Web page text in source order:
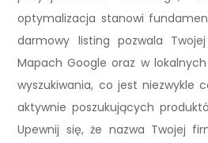
optymalizacja stanowi
darmowy listing pozwala
Mapach Google oraz w
wyszukiwania, co jest niezwykle
aktywnie poszukujących
Upewnij się, że nazwa Twojej